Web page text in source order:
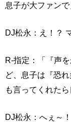
息子が大ファンで
DJ松永：え！？
R-指定：「『声
ど、息子は『恐
も言ってくれた
DJ松永：へぇ～